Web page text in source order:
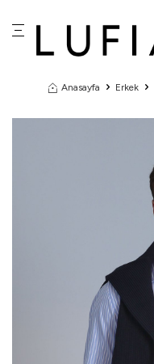
Anasayfa Erkek